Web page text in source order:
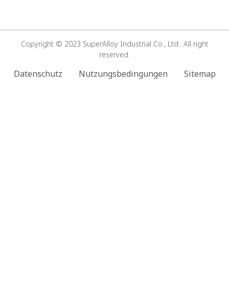
Copyright © 2023 SuperAlloy Industrial Co., Ltd.. All right
reserved.
Datenschutz Nutzungsbedingungen Sitemap